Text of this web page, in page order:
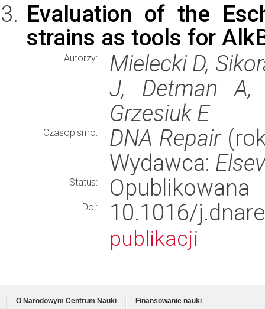
Evaluation of the
strains as tools for
Autorzy:
Mielecki D,
J, Detman A,
Grzesiuk E
Czasopismo: DNA Repair
Wydawca:
Status: Opublikowana
Doi: 10.1016/
publikacji
O Narodowym Centrum Nauki
Finansowanie nauki